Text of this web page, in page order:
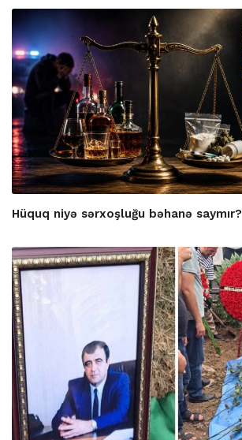
Hüquq niyə sərxoşluğu bəhanə saymır?